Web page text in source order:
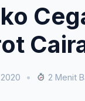
• 2 Menit